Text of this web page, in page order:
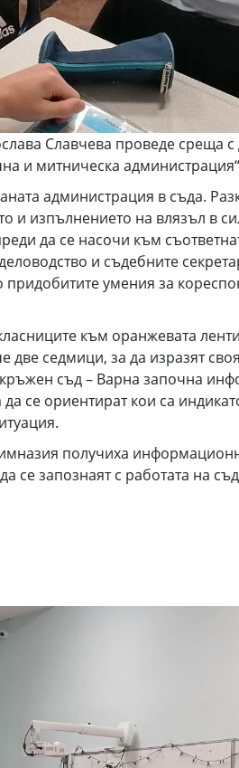
Славчева проведе среща с
и митническа
администрация в съда.
изпълнението на влязъл в
да се насочи към
и съдебните
умения за
към оранжевата
две седмици, за да изразят
съд – Варна започна
се ориентират кои са
получиха
се запознаят с работата на